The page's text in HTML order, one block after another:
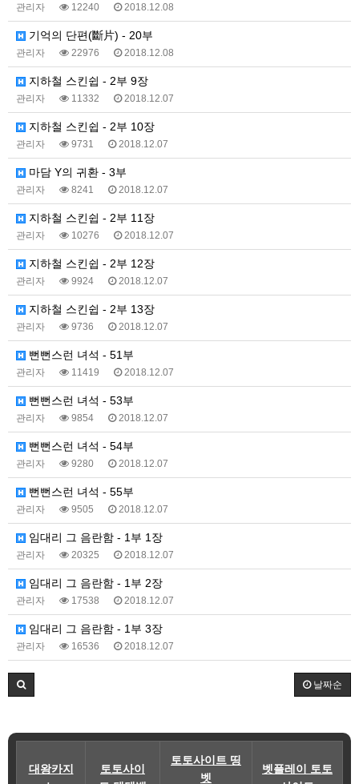
관리자 12240 2018.12.08
기억의 단편(斷片) - 20부
관리자 22976 2018.12.08
지하철 스킨쉽 - 2부 9장
관리자 11332 2018.12.07
지하철 스킨쉽 - 2부 10장
관리자 9731 2018.12.07
마담 Y의 귀환 - 3부
관리자 8241 2018.12.07
지하철 스킨쉽 - 2부 11장
관리자 10276 2018.12.07
지하철 스킨쉽 - 2부 12장
관리자 9924 2018.12.07
지하철 스킨쉽 - 2부 13장
관리자 9736 2018.12.07
뻔뻔스런 녀석 - 51부
관리자 11419 2018.12.07
뻔뻔스런 녀석 - 53부
관리자 9854 2018.12.07
뻔뻔스런 녀석 - 54부
관리자 9280 2018.12.07
뻔뻔스런 녀석 - 55부
관리자 9505 2018.12.07
임대리 그 음란함 - 1부 1장
관리자 20325 2018.12.07
임대리 그 음란함 - 1부 2장
관리자 17538 2018.12.07
임대리 그 음란함 - 1부 3장
관리자 16536 2018.12.07
날짜순
대왕카지
토토사이
토토사이트 띵
벳
벳플레이 토토